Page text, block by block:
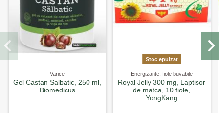
Varice
Gel Castan Salbatic, 250 ml,
Biomedicus
Stoc epuizat
Energizante, fiole buvabile
Royal Jelly 300 mg, Laptisor
de matca, 10 fiole,
YongKang